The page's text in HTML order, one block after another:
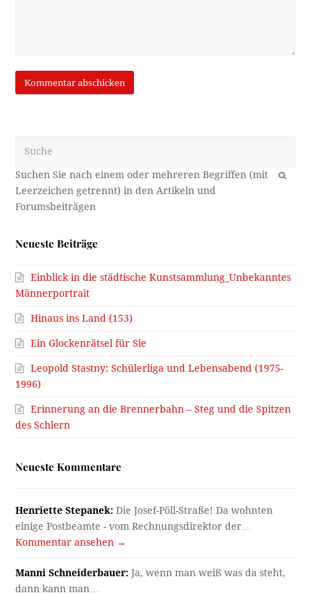
OK
Neueste Beiträge
Einblick in die städtische Kunstsammlung_Unbekanntes
Männerportrait
Hinaus ins Land (153)
Ein Glockenrätsel für Sie
Leopold Stastny: Schülerliga und Lebensabend (1975-
1996)
Erinnerung an die Brennerbahn – Steg und die Spitzen
des Schlern
Neueste Kommentare
Henriette Stepanek: Die Josef-Pöll-Straße! Da wohnten
einige Postbeamte - vom Rechnungsdirektor der…
Kommentar ansehen →
Manni Schneiderbauer: Ja, wenn man weiß was da steht,
dann kann man…